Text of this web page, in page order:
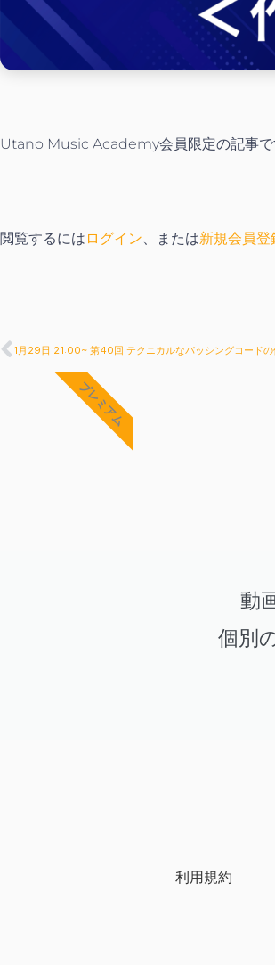
Utano Music Academy会員限定の記事で
閲覧するには ログイン、または新規会員登
Prev
1月29日 21:00~ 第40回 テクニカルなパッシングコードの
動
個別
プレミアム
利用規約